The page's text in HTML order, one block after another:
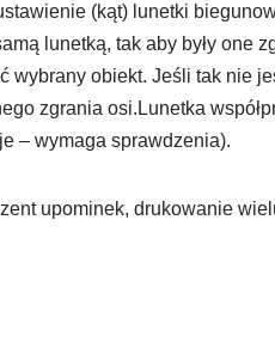
(kąt) lunetki
lunetką, tak aby były one
obiekt. Jeśli tak nie
zgrania osi.Lunetka
– wymaga sprawdzenia).
upominek, drukowanie